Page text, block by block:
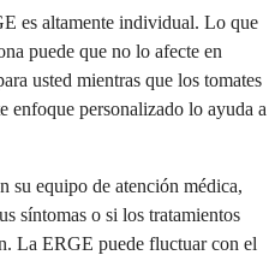
es altamente individual. Lo que
puede que no lo afecte en
usted mientras que los tomates
enfoque personalizado lo ayuda a
su equipo de atención médica,
síntomas o si los tratamientos
La ERGE puede fluctuar con el